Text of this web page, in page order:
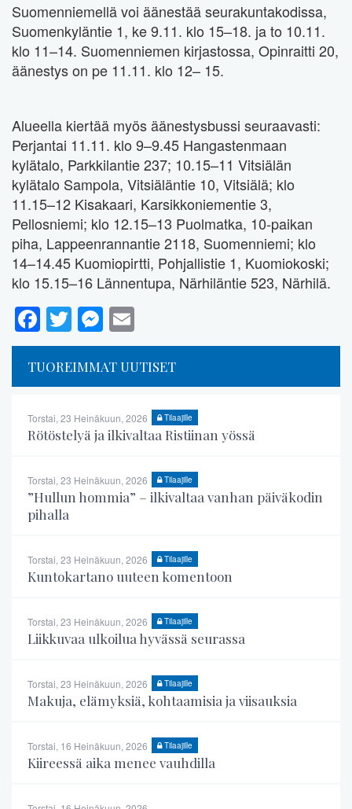
Suomenniemellä voi äänestää seurakuntakodissa,
Suomenkyläntie 1, ke 9.11. klo 15–18. ja to 10.11.
klo 11–14. Suomenniemen kirjastossa, Opinraitti 20,
äänestys on pe 11.11. klo 12– 15.
Alueella kiertää myös äänestysbussi seuraavasti:
Perjantai 11.11. klo 9–9.45 Hangastenmaan
kylätalo, Parkkilantie 237; 10.15–11 Vitsiälän
kylätalo Sampola, Vitsiäläntie 10, Vitsiälä; klo
11.15–12 Kisakaari, Karsikkoniementie 3,
Pellosniemi; klo 12.15–13 Puolmatka, 10-paikan
piha, Lappeenrannantie 2118, Suomenniemi; klo
14–14.45 Kuomiopirtti, Pohjallistie 1, Kuomiokoski;
klo 15.15–16 Lännentupa, Närhiläntie 523, Närhilä.
Facebook
TwitterMessenger
TUOREIMMAT UUTISET
Torstai, 23 Heinäkuun, 2026 Tilaajille
Rötöstelyä ja ilkivaltaa Ristiinan yössä
Torstai, 23 Heinäkuun, 2026 Tilaajille
”Hullun hommia” – ilkivaltaa vanhan päiväkodin
pihalla
Torstai, 23 Heinäkuun, 2026 Tilaajille
Kuntokartano uuteen komentoon
Torstai, 23 Heinäkuun, 2026 Tilaajille
Liikkuvaa ulkoilua hyvässä seurassa
Torstai, 23 Heinäkuun, 2026 Tilaajille
Makuja, elämyksiä, kohtaamisia ja viisauksia
Torstai, 16 Heinäkuun, 2026 Tilaajille
Kiireessä aika menee vauhdilla